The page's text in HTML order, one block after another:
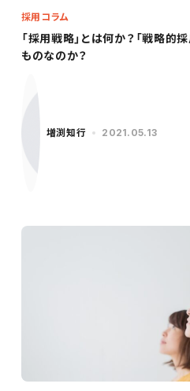
「採用戦略」とは何か？「戦略的
ものなのか？
採用コラム
増渕知行 2021.05.13